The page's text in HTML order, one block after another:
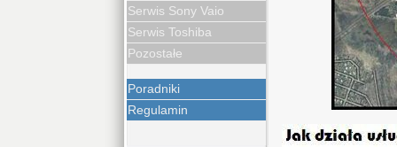
Serwis Sony Vaio
Serwis Toshiba
Pozostałe
Poradniki
Regulamin